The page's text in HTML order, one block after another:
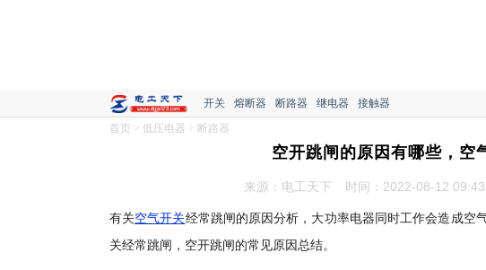
开关 熔断器 断路器 继电器
接触器
首页 > 低压电器 > 断路器
空开跳闸的原因有哪些，空
来源：电工天下 时间：2022-08-12
有关空气开关经常跳闸的原因分析，大功率电器同时工作会造成空
关经常跳闸，空开跳闸的常见原因总结。